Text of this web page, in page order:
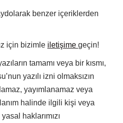
benzer içeriklerden
için bizimle iletişime geçin!
tamamı veya bir kısmı,
yazılı izni olmaksızın
yayımlanamaz veya
halinde ilgili kişi veya
haklarımızı